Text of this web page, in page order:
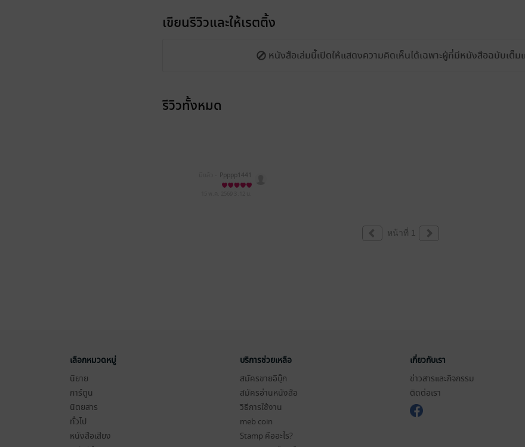
เขียนรีวิวและให้เรตติ้ง
หนังสือเล่มนี้เปิดให้แสดงความคิดเห็นได้เฉพาะผู้ที่มีหนังสือฉบับเต็ม
รีวิวทั้งหมด
Ppppp1441
หน้าที่ 1
เลือกหมวดหมู่
นิยาย
การ์ตูน
นิตยสาร
ทั่วไป
หนังสือเสียง
บริการช่วยเหลือ
สมัครขายอีบุ๊ก
สมัครอ่านหนังสือ
วิธีการใช้งาน
meb coin
Stamp คืออะไร?
เกี่ยวกับเรา
ข่าวสารและกิจกรรม
ติดต่อเรา